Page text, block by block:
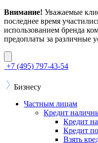
Внимание! Уважаемые
последнее время
использованием бренда
предоплаты за различные
+7 (495) 797-43-54
Бизнесу
Частным лицам
Кредит
Кредит
Кредит
Взять